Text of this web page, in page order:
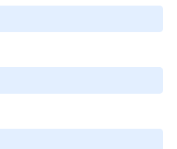
ひびき Sm@rtDB（ひびきスマ
」から「現場ごとのローカルな業
ズに対応するアプリケーション基
（ひびきセールス）／営業活動
営業を革新させるクラウドサービ